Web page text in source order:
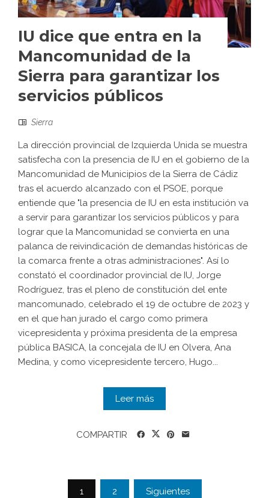
IU dice que entra en la
Mancomunidad de la
Sierra para garantizar los
servicios públicos
Sierra
La dirección provincial de Izquierda Unida se muestra
satisfecha con la presencia de IU en el gobierno de la
Mancomunidad de Municipios de la Sierra de Cádiz
tras el acuerdo alcanzado con el PSOE, porque
entiende que "la presencia de IU en esta institución va
a servir para garantizar los servicios públicos y para
lograr que la Mancomunidad se convierta en una
palanca de reivindicación de demandas históricas de
la comarca frente a otras administraciones". Así lo
constató el coordinador provincial de IU, Jorge
Rodríguez, tras el pleno de constitución del ente
mancomunado, celebrado el 19 de octubre de 2023 y
en el que han jurado el cargo como primera
vicepresidenta y próxima presidenta de la empresa
pública BASICA, la concejala de IU en Olvera, Ana
Medina, y como vicepresidente tercero, Hugo...
Leer más
COMPARTIR
1 2 Siguientes